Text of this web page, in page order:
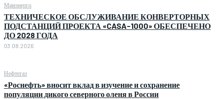
Минэнерго
ТЕХНИЧЕСКОЕ ОБСЛУЖИВАНИЕ КОНВЕРТОРНЫХ
ПОДСТАНЦИЙ ПРОЕКТА «CASA-1000» ОБЕСПЕЧЕНО
ДО 2028 ГОДА
03.08.2026
Нефтегаз
«Роснефть» вносит вклад в изучение и сохранение
популяции дикого северного оленя в России